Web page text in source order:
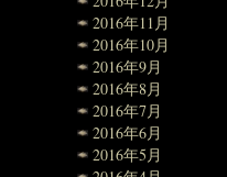
2016年11月
2016年10月
2016年9月
2016年8月
2016年7月
2016年6月
2016年5月